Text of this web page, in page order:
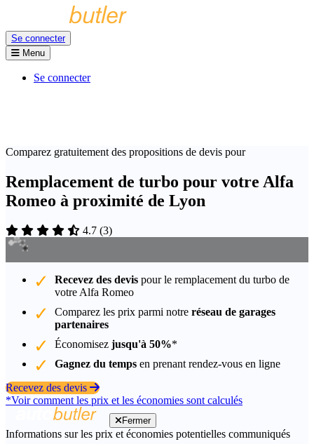
Se connecter
Menu
Se connecter
Comparez gratuitement des propositions de devis pour
Remplacement de turbo pour votre Alfa
Romeo à proximité de Lyon
4.7 (3)
Recevez des devis pour le remplacement du turbo de
votre Alfa Romeo
Comparez les prix parmi notre réseau de garages
partenaires
Économisez jusqu'à 50%*
Gagnez du temps en prenant rendez-vous en ligne
Recevez des devis
*Voir comment les prix et les économies sont calculés
Fermer
Informations sur les prix et économies potentielles communiqués